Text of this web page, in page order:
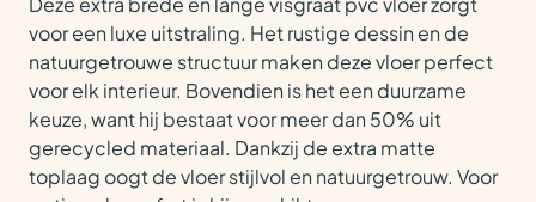
voor een luxe uitstraling. Het rustige dessin en de
natuurgetrouwe structuur maken deze vloer perfect
voor elk interieur. Bovendien is het een duurzame
keuze, want hij bestaat voor meer dan 50% uit
gerecycled materiaal. Dankzij de extra matte
toplaag oogt de vloer stijlvol en natuurgetrouw. Voor